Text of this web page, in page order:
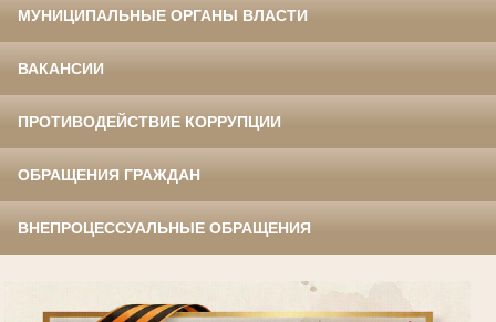
МУНИЦИПАЛЬНЫЕ ОРГАНЫ ВЛАСТИ
ВАКАНСИИ
ПРОТИВОДЕЙСТВИЕ КОРРУПЦИИ
ОБРАЩЕНИЯ ГРАЖДАН
ВНЕПРОЦЕССУАЛЬНЫЕ ОБРАЩЕНИЯ